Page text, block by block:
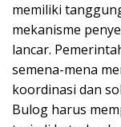
memiliki
mekanisme
lancar.
semena-mena
koordinasi dan
Bulog harus